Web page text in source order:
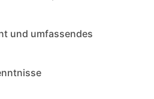
und umfassendes